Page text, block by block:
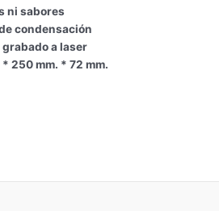
ni sabores
condensación
a laser
250 mm. * 72 mm.